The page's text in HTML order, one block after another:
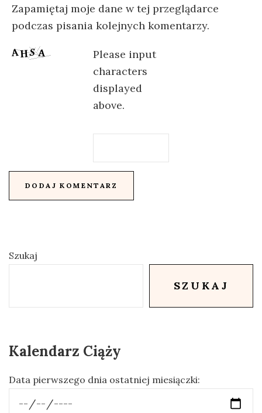
Zapamiętaj moje dane w tej przeglądarce
podczas pisania kolejnych komentarzy.
Please input
characters
displayed
above.
Szukaj
SZUKAJ
Kalendarz Ciąży
Data pierwszego dnia ostatniej miesiączki: